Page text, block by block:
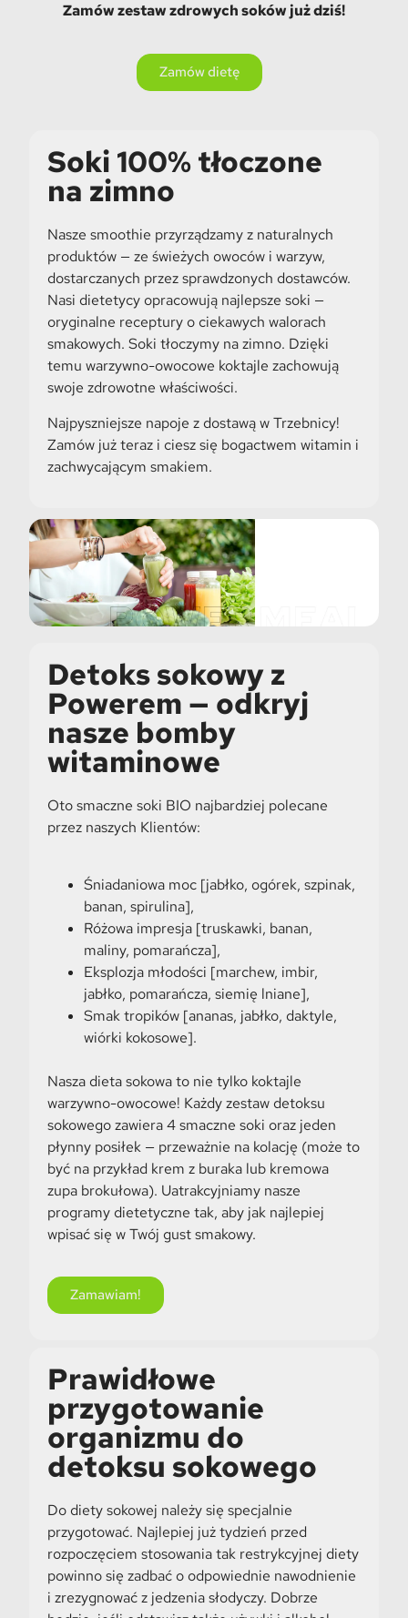
Zamów zestaw zdrowych soków już dziś!
Zamów dietę
Soki 100% tłoczone
na zimno
Nasze smoothie przyrządzamy z naturalnych
produktów — ze świeżych owoców i warzyw,
dostarczanych przez sprawdzonych dostawców.
Nasi dietetycy opracowują najlepsze soki —
oryginalne receptury o ciekawych walorach
smakowych. Soki tłoczymy na zimno. Dzięki
temu warzywno-owocowe koktajle zachowują
swoje zdrowotne właściwości.
Najpyszniejsze napoje z dostawą w Trzebnicy!
Zamów już teraz i ciesz się bogactwem witamin i
zachwycającym smakiem.
Detoks sokowy z
Powerem — odkryj
nasze bomby
witaminowe
Oto smaczne soki BIO najbardziej polecane
przez naszych Klientów:
Śniadaniowa moc [jabłko, ogórek, szpinak,
banan, spirulina],
Różowa impresja [truskawki, banan,
maliny, pomarańcza],
Eksplozja młodości [marchew, imbir,
jabłko, pomarańcza, siemię lniane],
Smak tropików [ananas, jabłko, daktyle,
wiórki kokosowe].
Nasza dieta sokowa to nie tylko koktajle
warzywno-owocowe! Każdy zestaw detoksu
sokowego zawiera 4 smaczne soki oraz jeden
płynny posiłek — przeważnie na kolację (może to
być na przykład krem z buraka lub kremowa
zupa brokułowa). Uatrakcyjniamy nasze
programy dietetyczne tak, aby jak najlepiej
wpisać się w Twój gust smakowy.
Zamawiam!
Prawidłowe
przygotowanie
organizmu do
detoksu sokowego
Do diety sokowej należy się specjalnie
przygotować. Najlepiej już tydzień przed
rozpoczęciem stosowania tak restrykcyjnej diety
powinno się zadbać o odpowiednie nawodnienie
i zrezygnować z jedzenia słodyczy. Dobrze